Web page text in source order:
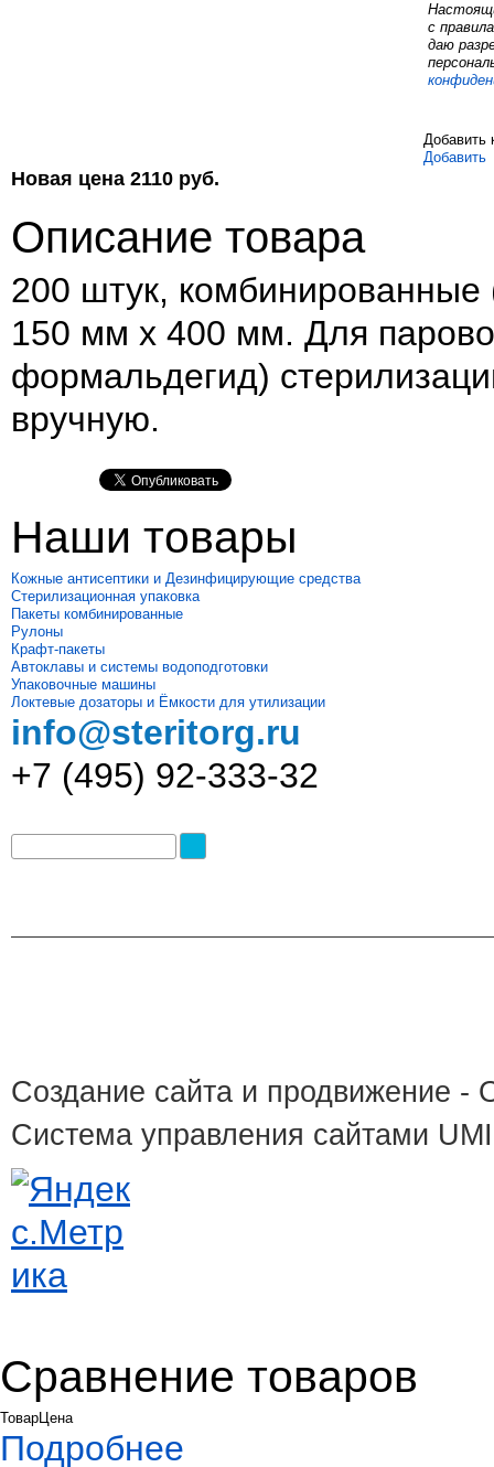
с
даю
Добавить
Добавить
Новая цена 2110 руб.
Описание товара
200 штук, комбинированные
150 мм х 400 мм. Для
формальдегид)
вручную.
Наши товары
Кожные антисептики и Дезинфицирующие средства
Стерилизационная упаковка
Пакеты комбинированные
Рулоны
Крафт-пакеты
Автоклавы и системы водоподготовки
Упаковочные машины
Локтевые дозаторы и Ёмкости для утилизации
info@steritorg.ru
+7 (495) 92-333-32
Создание сайта и продвижение -
Система управления сайтами
Сравнение товаров
ТоварЦена
Подробнее